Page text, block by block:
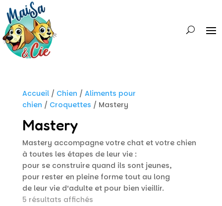
Accueil/ Chien / Aliments pour
chien / Croquettes / Mastery
Mastery
Mastery accompagne votre chat et votre chien
à toutes les étapes de leur vie :
pour se construire quand ils sont jeunes,
pour rester en pleine forme tout au long
de leur vie d’adulte et pour bien vieillir.
5 résultats affichés